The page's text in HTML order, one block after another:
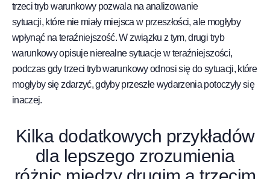
trzeci tryb warunkowy pozwala na analizowanie
sytuacji, które nie miały miejsca w przeszłości, ale mogłyby
wpłynąć na teraźniejszość. W związku z tym, drugi tryb
warunkowy opisuje nierealne sytuacje w teraźniejszości,
podczas gdy trzeci tryb warunkowy odnosi się do sytuacji, które
mogłyby się zdarzyć, gdyby przeszłe wydarzenia potoczyły się
inaczej.
Kilka dodatkowych przykładów
dla lepszego zrozumienia